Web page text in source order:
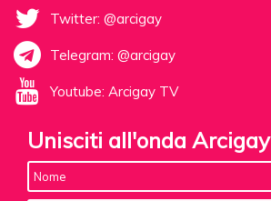
Twitter: @arcigay
Telegram: @arcigay
Youtube: Arcigay TV
Unisciti all'onda Arcigay